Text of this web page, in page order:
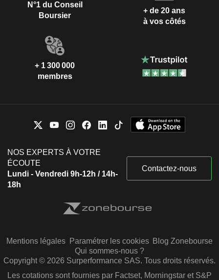
N°1 du Conseil
Boursier
+ de 20 ans
à vos côtés
+ 1 300 000
membres
NOS EXPERTS À VOTRE
ÉCOUTE
Lundi - Vendredi 9h-12h / 14h-
18h
Contactez-nous
Mentions légales Paramétrer les cookies Blog Zonebourse
Qui sommes-nous ?
Copyright © 2026 Surperformance SAS. Tous droits réservés.
Les cotations sont fournies par Factset, Morningstar et S&P